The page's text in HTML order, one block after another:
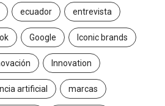
ecuador entrevista
Google Iconic brands
Innovation
artificial marcas